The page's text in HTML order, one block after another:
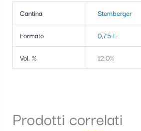
Cantina Stemberger
Formato 0,75 L
Vol. % 12,0%
Prodotti correlati